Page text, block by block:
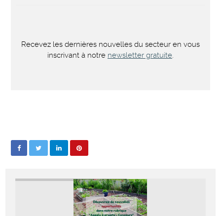
Recevez les dernières nouvelles du secteur en vous
inscrivant à notre newsletter gratuite.